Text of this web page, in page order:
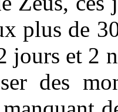
plus de
et 2
des